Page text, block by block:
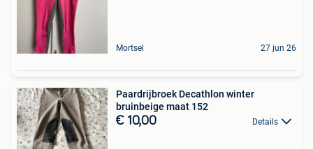
Mortsel 27 jun 26
Paardrijbroek Decathlon winter
bruinbeige maat 152
€ 10,00 Details